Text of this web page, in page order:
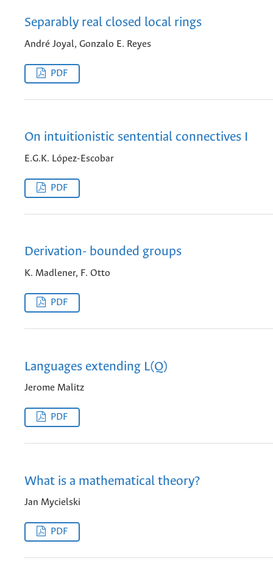
Separably real closed local rings
André Joyal, Gonzalo E. Reyes
PDF
On intuitionistic sentential connectives I
E.G.K. López-Escobar
PDF
Derivation- bounded groups
K. Madlener, F. Otto
PDF
Languages extending L(Q)
Jerome Malitz
PDF
What is a mathematical theory?
Jan Mycielski
PDF